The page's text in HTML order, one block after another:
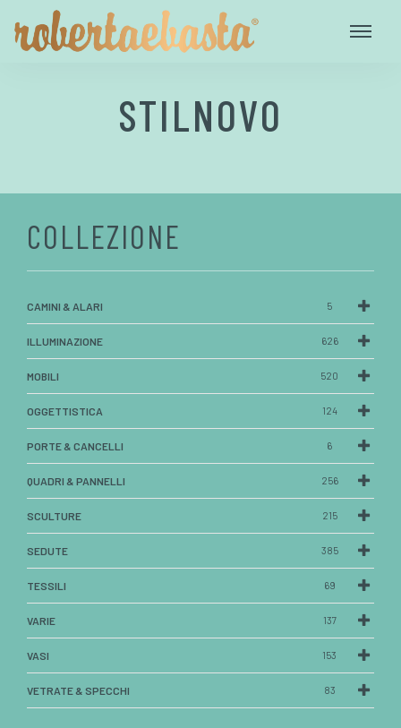
STILNOVO
COLLEZIONE
CAMINI & ALARI 5
ILLUMINAZIONE 626
MOBILI 520
OGGETTISTICA 124
PORTE & CANCELLI 6
QUADRI & PANNELLI 256
SCULTURE 215
SEDUTE 385
TESSILI 69
VARIE 137
VASI 153
VETRATE & SPECCHI 83